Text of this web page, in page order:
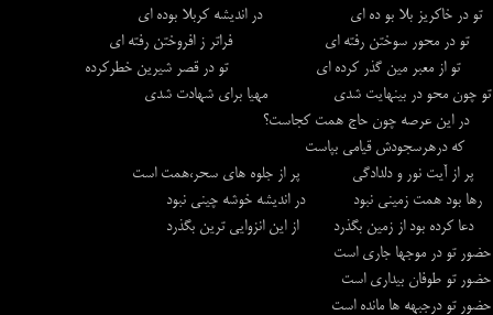
تو در خاکریز بلا بو ده ای در اندیشه کربلا بوده ای
تو در محور سوختن رفته ای فراتر ز افروختن رفته ای
تو از معبر مین گذر کرده ای تو در قصر شیرین خطرکرده
تو چون محو در بينهايت شدي مهيا براي شهادت شدي
در اين عرصه چون حاج همت كجاست؟
كه درهرسجودش قيامي بپاست
پر از آيت نور و دلدادگي پر از جلوه هاي سحر،همت است
رها بود همت زميني نبود در انديشه خوشه چيني نبود
دعا كرده بود از زمين بگذرد از اين انزوايي ترين بگذرد
حضور تو در موجها جاري است
حضور تو طوفان بيداري است
حضور تو درجبهه ها مانده است